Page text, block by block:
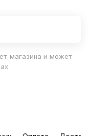
магазина и может